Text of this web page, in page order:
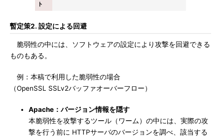
ト
暫定策2. 設定による回避
脆弱性の中には、ソフトウェアの設定により攻撃を回避できる
ものもある。
例：本稿で利用した脆弱性の場合
（OpenSSL SSLv2バッファオーバーフロー）
Apache：バージョン情報を隠す
本脆弱性を攻撃するツール（ワーム）の中には、実際の攻
撃を行う前に HTTPサーバのバージョンを調べ、該当する